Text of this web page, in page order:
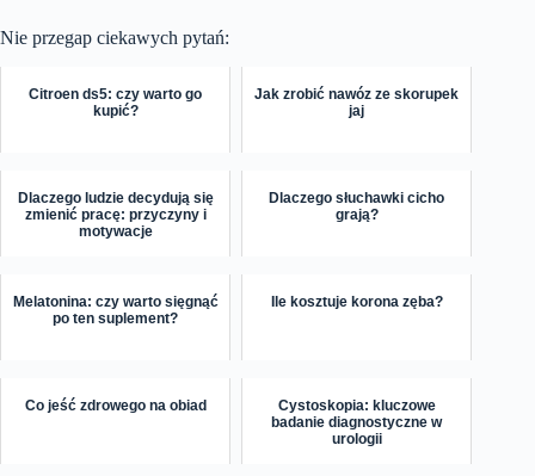
Nie przegap ciekawych pytań:
Citroen ds5: czy warto go
kupić?
Jak zrobić nawóz ze skorupek
jaj
Dlaczego ludzie decydują się
zmienić pracę: przyczyny i
motywacje
Dlaczego słuchawki cicho
grają?
Melatonina: czy warto sięgnąć
po ten suplement?
Ile kosztuje korona zęba?
Co jeść zdrowego na obiad
Cystoskopia: kluczowe
badanie diagnostyczne w
urologii